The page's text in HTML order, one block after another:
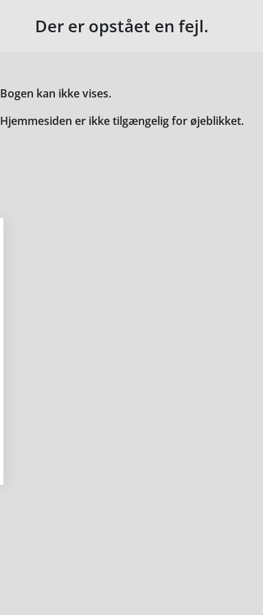
Der er opstået en fejl.
Bogen kan ikke vises.
Hjemmesiden er ikke tilgængelig for øjeblikket.